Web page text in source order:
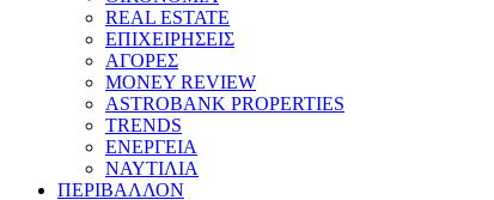
REAL ESTATE
ΕΠΙΧΕΙΡΗΣΕΙΣ
ΑΓΟΡΕΣ
MONEY REVIEW
ASTROBANK PROPERTIES
TRENDS
ΕΝΕΡΓΕΙΑ
ΝΑΥΤΙΛΙΑ
ΠΕΡΙΒΑΛΛΟΝ